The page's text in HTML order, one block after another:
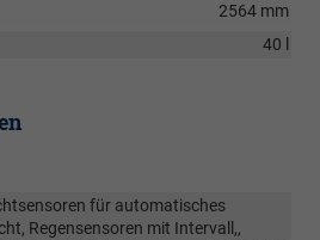
2564 mm
40 l
für automatisches
Regensensoren mit Intervall,,